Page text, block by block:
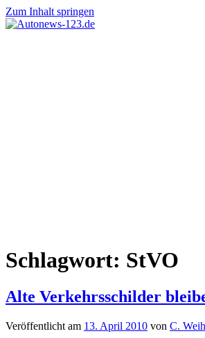
Zum Inhalt springen
Schlagwort: StVO
Alte Verkehrsschilder
Veröffentlicht am 13. April 2010 von C.